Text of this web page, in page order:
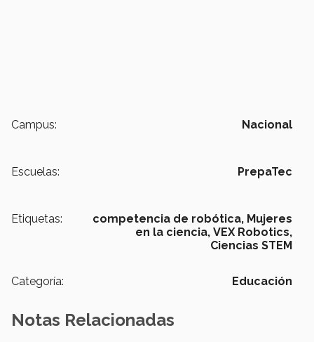
Campus: Nacional
Escuelas: PrepaTec
Etiquetas: competencia de robótica, Mujeres
en la ciencia, VEX Robotics,
Ciencias STEM
Categoría: Educación
Notas Relacionadas